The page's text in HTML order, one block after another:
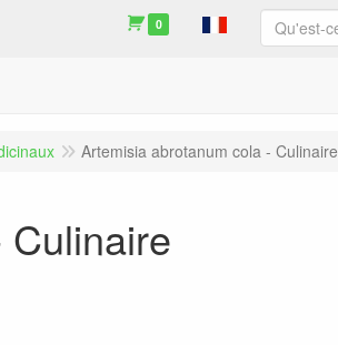
0
Artemisia abrotanum cola - Culinaire